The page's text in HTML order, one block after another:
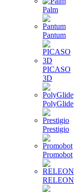
Palm
Pantum
PICASO
3D
PolyGlide
Prestigio
Promobot
RELEON